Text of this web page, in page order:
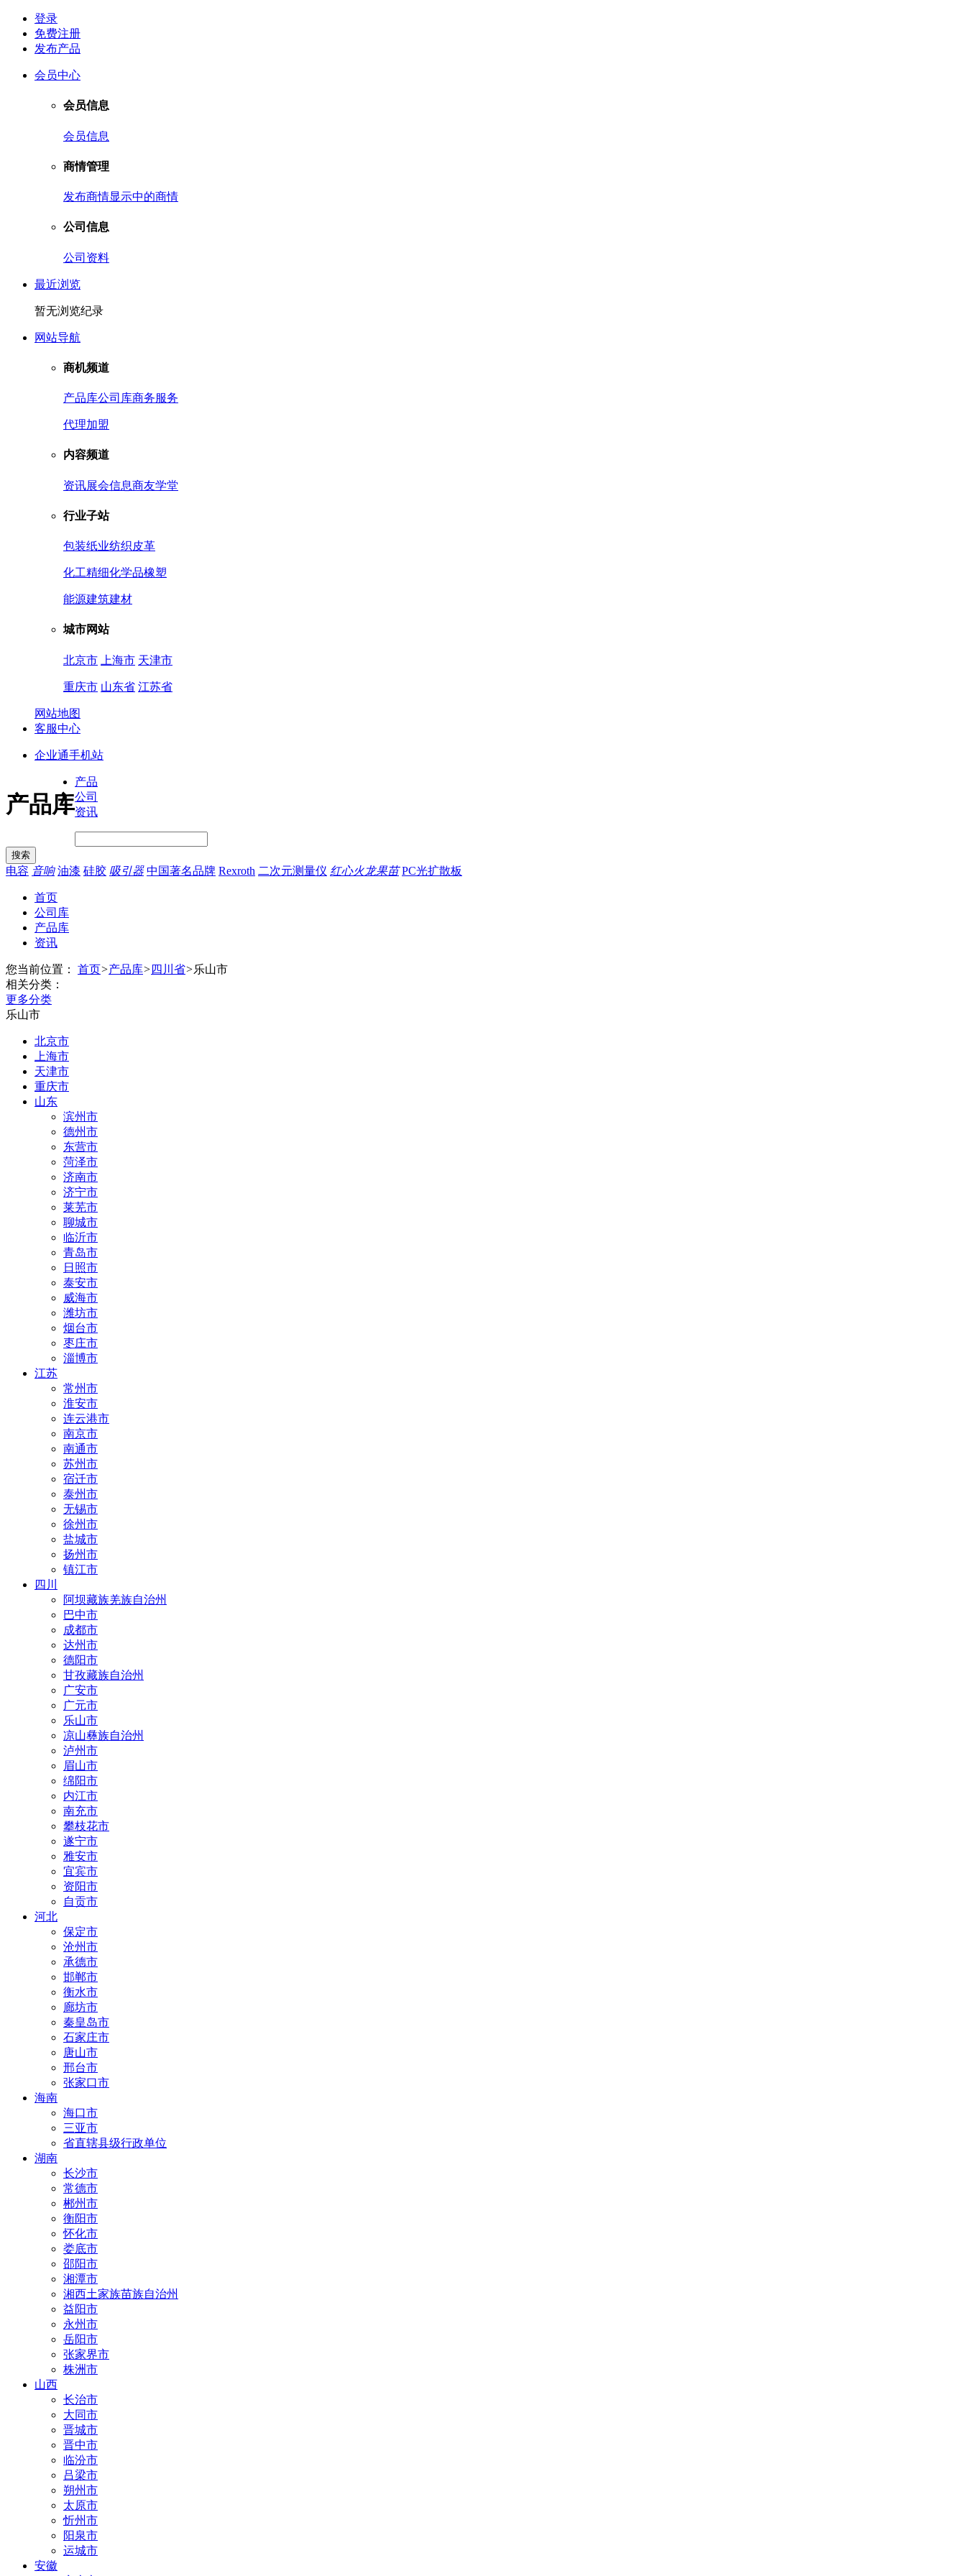
登录
免费注册
发布产品
会员中心
会员信息
会员信息
商情管理
发布商情显示中的商情
公司信息
公司资料
最近浏览
暂无浏览纪录
网站导航
商机频道
产品库公司库商务服务
代理加盟
内容频道
资讯展会信息商友学堂
行业子站
包装纸业纺织皮革
化工精细化学品橡塑
能源建筑建材
城市网站
北京市 上海市 天津市
重庆市 山东省 江苏省
网站地图
客服中心
企业通手机站
产品库
产品
公司
资讯
电容 音响 油漆 硅胶 吸引器 中国著名品牌 Rexroth 二次元测量仪 红心火龙果苗 PC光扩散板
首页
公司库
产品库
资讯
您当前位置： 首页>产品库> 四川省>乐山市
相关分类：
更多分类
乐山市
北京市
上海市
天津市
重庆市
山东
滨州市
德州市
东营市
菏泽市
济南市
济宁市
莱芜市
聊城市
临沂市
青岛市
日照市
泰安市
威海市
潍坊市
烟台市
枣庄市
淄博市
江苏
常州市
淮安市
连云港市
南京市
南通市
苏州市
宿迁市
泰州市
无锡市
徐州市
盐城市
扬州市
镇江市
四川
阿坝藏族羌族自治州
巴中市
成都市
达州市
德阳市
甘孜藏族自治州
广安市
广元市
乐山市
凉山彝族自治州
泸州市
眉山市
绵阳市
内江市
南充市
攀枝花市
遂宁市
雅安市
宜宾市
资阳市
自贡市
河北
保定市
沧州市
承德市
邯郸市
衡水市
廊坊市
秦皇岛市
石家庄市
唐山市
邢台市
张家口市
海南
海口市
三亚市
省直辖县级行政单位
湖南
长沙市
常德市
郴州市
衡阳市
怀化市
娄底市
邵阳市
湘潭市
湘西土家族苗族自治州
益阳市
永州市
岳阳市
张家界市
株洲市
山西
长治市
大同市
晋城市
晋中市
临汾市
吕梁市
朔州市
太原市
忻州市
阳泉市
运城市
安徽